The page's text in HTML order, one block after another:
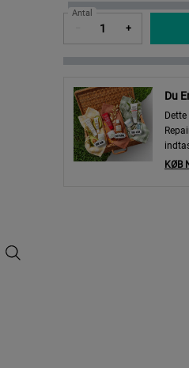
Better Screen™ UV Serum - Zoom image
Antal
+
Du
KØB